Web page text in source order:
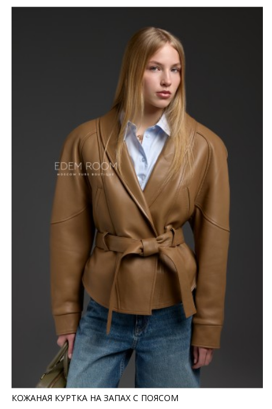
изысканности и легко сочетается с различными
Особенностью этой модели являются расширенные
плечи, которые создают модный силуэт и
подчеркивают хрупкость женской фигуры. Куртка
идеально сидит по фигуре благодаря поясу, который
акцентирует талию и позволяет регулировать посадку.
Эта куртка станет незаменимой вещью в вашем
гардеробе, добавив нотку стиля и уверенности в
любой образ. Она подойдет для прохладной погоды,
защитит от ветра и дождя, при этом позволит вам
выглядеть модно и современно.
Сочетайте ее с классическими брюками и лодочками
для делового образа или с джинсами и ботинками для
более непринужденного стиля. Дополните наряд
аксессуарами в тон куртке, чтобы создать
гармоничный и завершенный образ.
*описание несет информационный характер, состав и
правила ухода могут быть изменены производителем
КОЖАНАЯ КУРТКА НА ЗАПАХ С ПОЯСОМ